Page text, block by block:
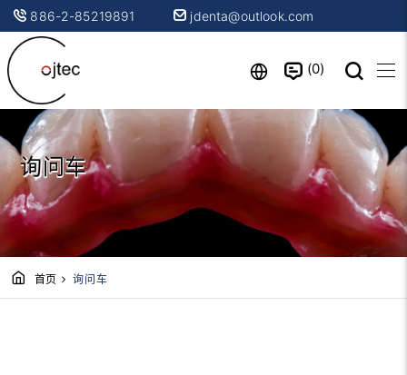
886-2-85219891 jdenta@outlook.com
0
询问车
首页 询问车